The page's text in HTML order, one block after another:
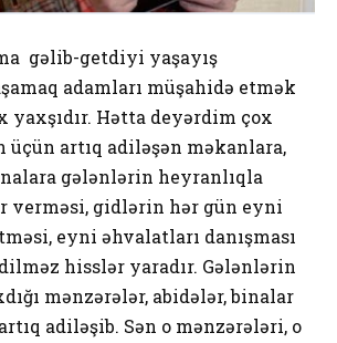
gəlib-getdiyi yaşayış
adamları müşahidə etmək
yaxşıdır. Hətta deyərdim çox
üçün artıq adiləşən məkanlara,
gələnlərin heyranlıqla
verməsi, gidlərin hər gün eyni
eyni əhvalatları danışması
hisslər yaradır. Gələnlərin
mənzərələr, abidələr, binalar
adiləşib. Sən o mənzərələri, o